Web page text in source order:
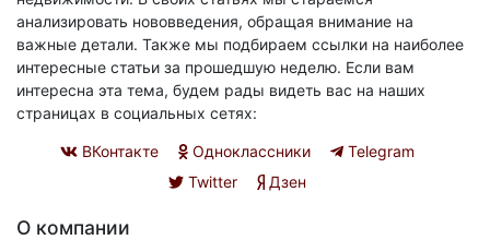
анализировать нововведения, обращая внимание на
важные детали. Также мы подбираем ссылки на наиболее
интересные статьи за прошедшую неделю. Если вам
интересна эта тема, будем рады видеть вас на наших
страницах в социальных сетях:
ВКонтакте Одноклассники
Telegram
Twitter
Дзен
О компании